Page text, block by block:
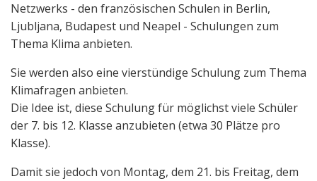
Netzwerks - den französischen Schulen in Berlin,
Ljubljana, Budapest und Neapel - Schulungen zum
Thema Klima anbieten.
Sie werden also eine vierstündige Schulung zum Thema
Klimafragen anbieten.
Die Idee ist, diese Schulung für möglichst viele Schüler
der 7. bis 12. Klasse anzubieten (etwa 30 Plätze pro
Klasse).
Damit sie jedoch von Montag, dem 21. bis Freitag, dem